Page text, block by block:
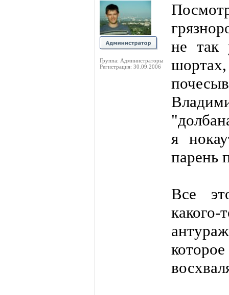
Группа: Администраторы
Регистрация: 30.09.2006
не так
я
парень
Все